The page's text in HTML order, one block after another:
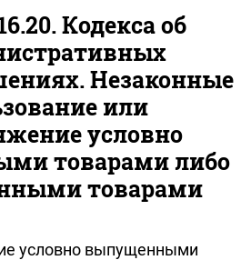
Кодекса об
Незаконные
или
условно
товарами либо
товарами
условно выпущенными